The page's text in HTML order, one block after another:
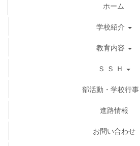
ホーム
学校紹介
教育内容
Ｓ Ｓ Ｈ
部活動・学校行事
進路情報
お問い合わせ